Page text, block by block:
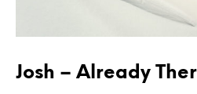
Josh – Already